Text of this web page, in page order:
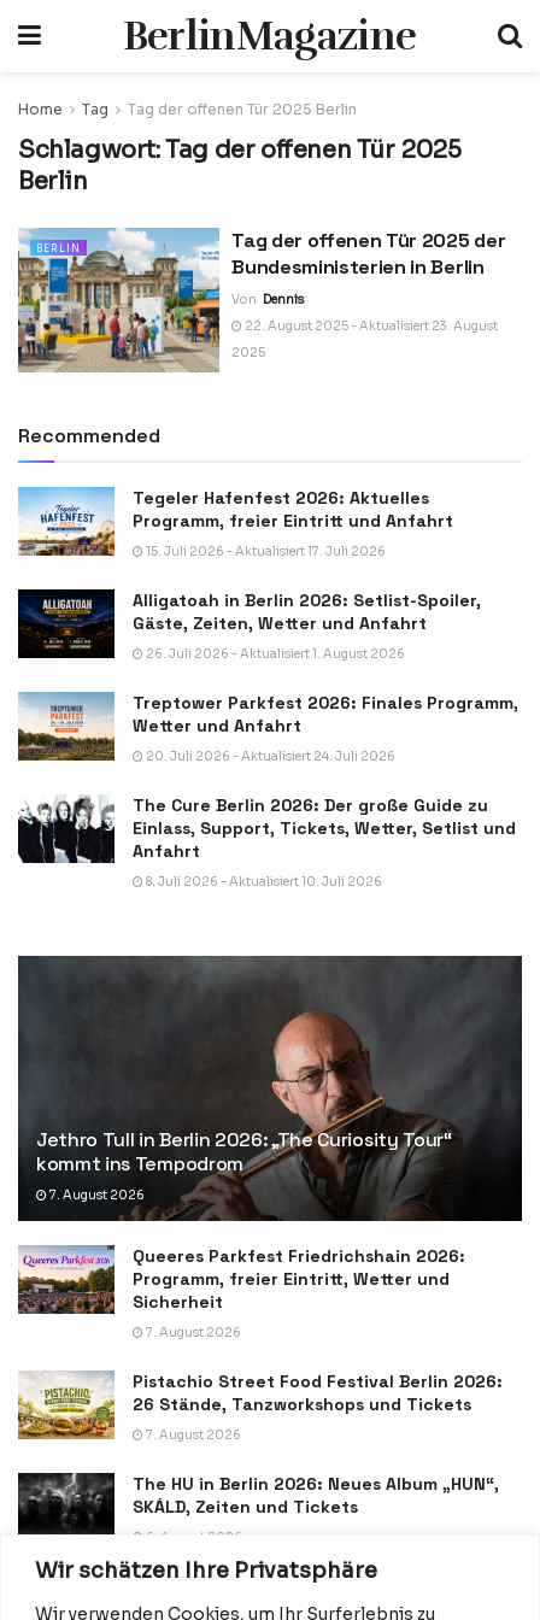
Wir schätzen Ihre Privatsphäre
Wir verwenden Cookies, um Ihr Surferlebnis zu
BerlinMagazine
Home Tag Tag der offenen Tür 2025 Berlin
Schlagwort:Tag der offenen Tür 2025
Berlin
BERLIN
Tag der offenen Tür 2025 der
Bundesministerien in Berlin
Von Dennis
22. August 2025 - Aktualisiert 23. August
2025
Recommended
Tegeler Hafenfest 2026: Aktuelles
Programm, freier Eintritt und Anfahrt
15. Juli 2026 - Aktualisiert 17. Juli 2026
Alligatoah in Berlin 2026: Setlist-Spoiler,
Gäste, Zeiten, Wetter und Anfahrt
26. Juli 2026 - Aktualisiert 1. August 2026
Treptower Parkfest 2026: Finales Programm,
Wetter und Anfahrt
20. Juli 2026 - Aktualisiert 24. Juli 2026
The Cure Berlin 2026: Der große Guide zu
Einlass, Support, Tickets, Wetter, Setlist und
Anfahrt
8. Juli 2026 - Aktualisiert 10. Juli 2026
Jethro Tull in Berlin 2026: „The Curiosity Tour“
kommt ins Tempodrom
7. August 2026
Queeres Parkfest Friedrichshain 2026:
Programm, freier Eintritt, Wetter und
Sicherheit
7. August 2026
Pistachio Street Food Festival Berlin 2026:
26 Stände, Tanzworkshops und Tickets
7. August 2026
The HU in Berlin 2026: Neues Album „HUN“,
SKÁLD, Zeiten und Tickets
6. August 2026